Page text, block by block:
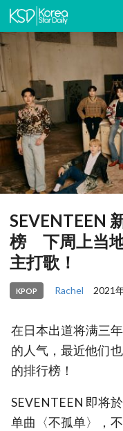
SEVENTEEN
榜 下周上当
主打歌！
KPOP Rachel 2021
在日本出道将满三
的人气，最近他们
的排行榜！
SEVENTEEN 即将
单曲〈不孤单〉，